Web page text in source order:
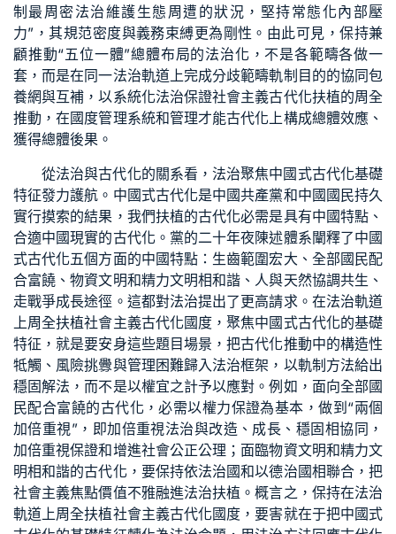
制最周密法治維護生態周遭的狀況，堅持常態化內部壓
力”，其規范密度與義務束縛更為剛性。由此可見，保持兼
顧推動“五位一體”總體布局的法治化，不是各範疇各做一
套，而是在同一法治軌道上完成分歧範疇軌制目的的協同包
養網與互補，以系統化法治保證社會主義古代化扶植的周全
推動，在國度管理系統和管理才能古代化上構成總體效應、
獲得總體後果。
從法治與古代化的關系看，法治聚焦中國式古代化基礎
特征發力護航。中國式古代化是中國共產黨和中國國民持久
實行摸索的結果，我們扶植的古代化必需是具有中國特點、
合適中國現實的古代化。黨的二十年夜陳述體系闡釋了中國
式古代化五個方面的中國特點：生齒範圍宏大、全部國民配
合富饒、物資文明和精力文明相和諧、人與天然協調共生、
走戰爭成長途徑。這都對法治提出了更高請求。在法治軌道
上周全扶植社會主義古代化國度，聚焦中國式古代化的基礎
特征，就是要安身這些題目場景，把古代化推動中的構造性
牴觸、風險挑釁與管理困難歸入法治框架，以軌制方法給出
穩固解法，而不是以權宜之計予以應對。例如，面向全部國
民配合富饒的古代化，必需以權力保證為基本，做到“兩個
加倍重視”，即加倍重視法治與改造、成長、穩固相協同，
加倍重視保證和增進社會公正公理；面臨物資文明和精力文
明相和諧的古代化，要保持依法治國和以德治國相聯合，把
社會主義焦點價值不雅融進法治扶植。概言之，保持在法治
軌道上周全扶植社會主義古代化國度，要害就在于把中國式